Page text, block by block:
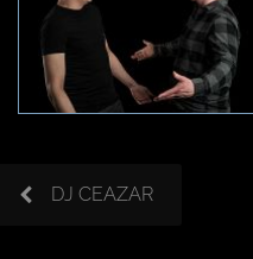
DJ CEAZAR